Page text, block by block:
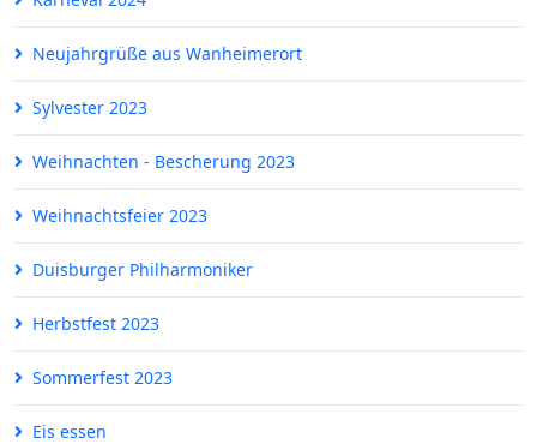
Neujahrgrüße aus Wanheimerort
Sylvester 2023
Weihnachten - Bescherung 2023
Weihnachtsfeier 2023
Duisburger Philharmoniker
Herbstfest 2023
Sommerfest 2023
Eis essen